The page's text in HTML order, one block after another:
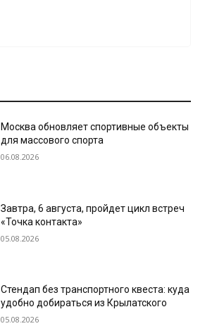
Москва обновляет спортивные объекты
для массового спорта
06.08.2026
Завтра, 6 августа, пройдет цикл встреч
«Точка контакта»
05.08.2026
Стендап без транспортного квеста: куда
удобно добираться из Крылатского
05.08.2026